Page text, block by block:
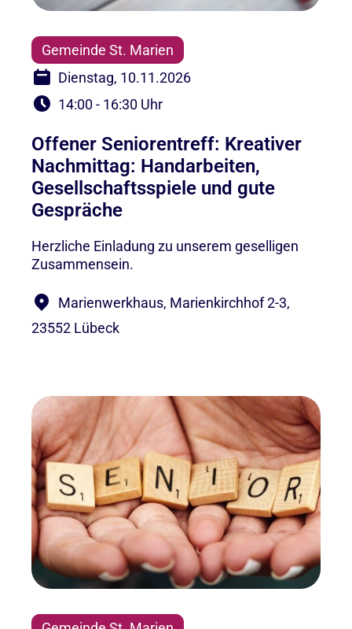
Gemeinde St. Marien
Dienstag, 10.11.2026
14:00 - 16:30 Uhr
Offener Seniorentreff: Kreativer
Nachmittag: Handarbeiten,
Gesellschaftsspiele und gute
Gespräche
Herzliche Einladung zu unserem geselligen
Zusammensein.
Marienwerkhaus, Marienkirchhof 2-3,
23552 Lübeck